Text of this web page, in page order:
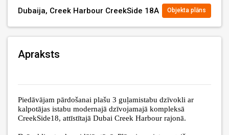
Dubaija, Creek Harbour CreekSide 18A Objekta plāns
Apraksts
Piedāvājam pārdošanai plašu 3 guļamistabu dzīvokli ar
kalpotājas istabu modernajā dzīvojamajā kompleksā
CreekSide18, attīstītajā Dubai Creek Harbour rajonā.